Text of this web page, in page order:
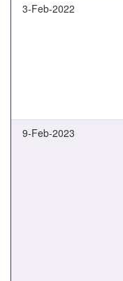
3-Feb-2022
9-Feb-2023